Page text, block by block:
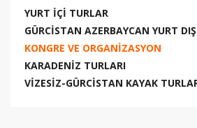
YURT İÇİ TURLAR
GÜRCİSTAN AZERBAYCAN YURT
KONGRE VE ORGANİZASYON
KARADENİZ TURLARI
VİZESİZ-GÜRCİSTAN KAYAK